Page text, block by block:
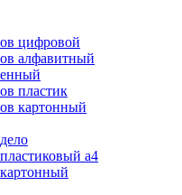
цифровой
алфавитный
пластик
картонный
а4